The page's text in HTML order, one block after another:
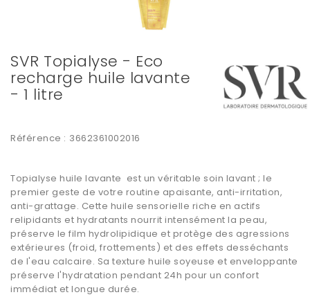
SVR Topialyse - Eco
recharge huile lavante
- 1 litre
Référence : 3662361002016
Topialyse huile lavante est un véritable soin lavant ; le
premier geste de votre routine apaisante, anti-irritation,
anti-grattage. Cette huile sensorielle riche en actifs
relipidants et hydratants nourrit intensément la peau,
préserve le film hydrolipidique et protège des agressions
extérieures (froid, frottements) et des effets desséchants
de l'eau calcaire. Sa texture huile soyeuse et enveloppante
préserve l'hydratation pendant 24h pour un confort
immédiat et longue durée.